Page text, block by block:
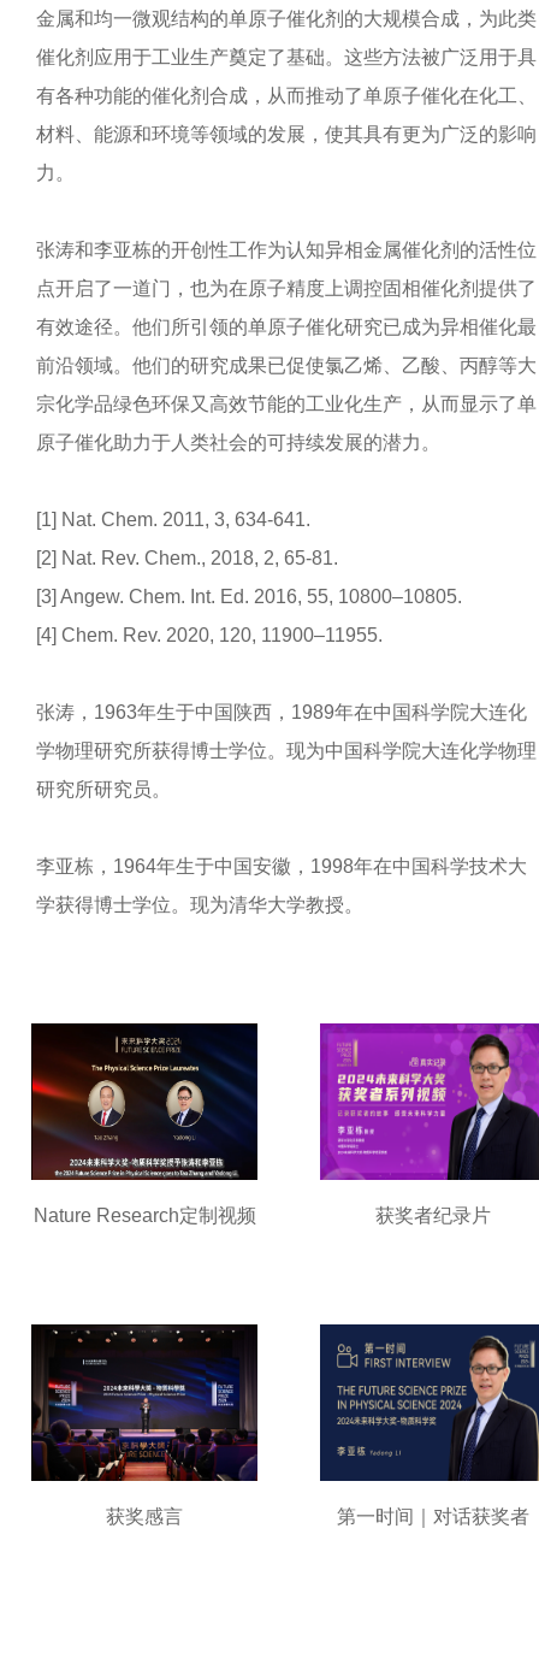
金属和均一微观结构的单原子催化剂的大规模合成，为此类
催化剂应用于工业生产奠定了基础。这些方法被广泛用于具
有各种功能的催化剂合成，从而推动了单原子催化在化工、
材料、能源和环境等领域的发展，使其具有更为广泛的影响
力。
张涛和李亚栋的开创性工作为认知异相金属催化剂的活性位
点开启了一道门，也为在原子精度上调控固相催化剂提供了
有效途径。他们所引领的单原子催化研究已成为异相催化最
前沿领域。他们的研究成果已促使氯乙烯、乙酸、丙醇等大
宗化学品绿色环保又高效节能的工业化生产，从而显示了单
原子催化助力于人类社会的可持续发展的潜力。
[1] Nat. Chem. 2011, 3, 634-641.
[2] Nat. Rev. Chem., 2018, 2, 65-81.
[3] Angew. Chem. Int. Ed. 2016, 55, 10800–10805.
[4] Chem. Rev. 2020, 120, 11900–11955.
张涛，1963年生于中国陕西，1989年在中国科学院大连化
学物理研究所获得博士学位。现为中国科学院大连化学物理
研究所研究员。
李亚栋，1964年生于中国安徽，1998年在中国科学技术大
学获得博士学位。现为清华大学教授。
Nature Research定制视频 获奖者纪录片
获奖感言 第一时间｜对话获奖者